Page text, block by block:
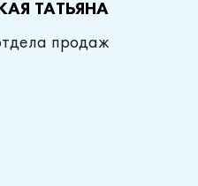
ТАТЬЯНА
продаж